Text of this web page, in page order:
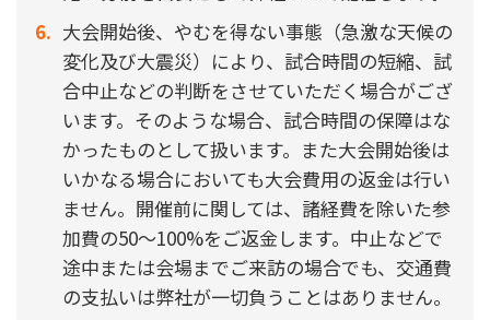
大会開始後、やむを得ない事態（急激な天候の
変化及び大震災）により、試合時間の短縮、試
合中止などの判断をさせていただく場合がござ
います。そのような場合、試合時間の保障はな
かったものとして扱います。また大会開始後は
いかなる場合においても大会費用の返金は行い
ません。開催前に関しては、諸経費を除いた参
加費の50～100%をご返金します。中止などで
途中または会場までご来訪の場合でも、交通費
の支払いは弊社が一切負うことはありません。